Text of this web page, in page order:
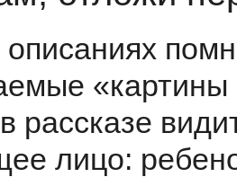
«картины
рассказе
лицо: